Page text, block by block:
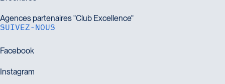
SUIVEZ-NOUS